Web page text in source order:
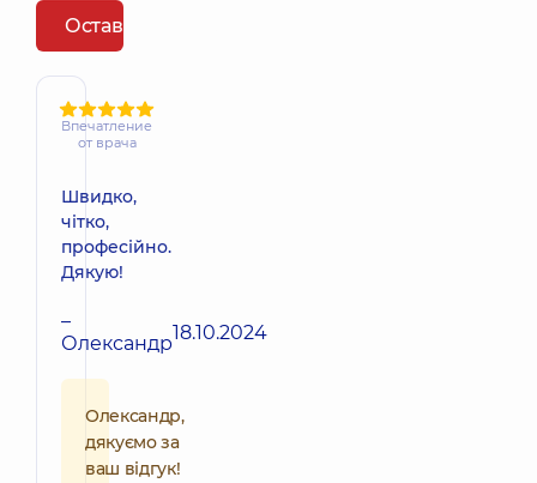
Оставить отзыв
Впечатление
от врача
Швидко,
чітко,
професійно.
Дякую!
–
Олександр18.10.2024
Олександр,
дякуємо за
ваш відгук!